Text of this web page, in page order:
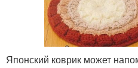
Японский коврик может